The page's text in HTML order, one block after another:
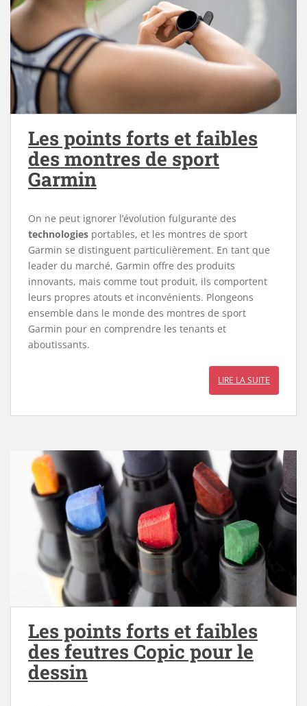
Les points forts et faibles
des montres de sport
Garmin
On ne peut ignorer l’évolution fulgurante des
technologies portables, et les montres de sport
Garmin se distinguent particulièrement. En tant que
leader du marché, Garmin offre des produits
innovants, mais comme tout produit, ils comportent
leurs propres atouts et inconvénients. Plongeons
ensemble dans le monde des montres de sport
Garmin pour en comprendre les tenants et
aboutissants.
LIRE LA SUITE
Les points forts et faibles
des feutres Copic pour le
dessin